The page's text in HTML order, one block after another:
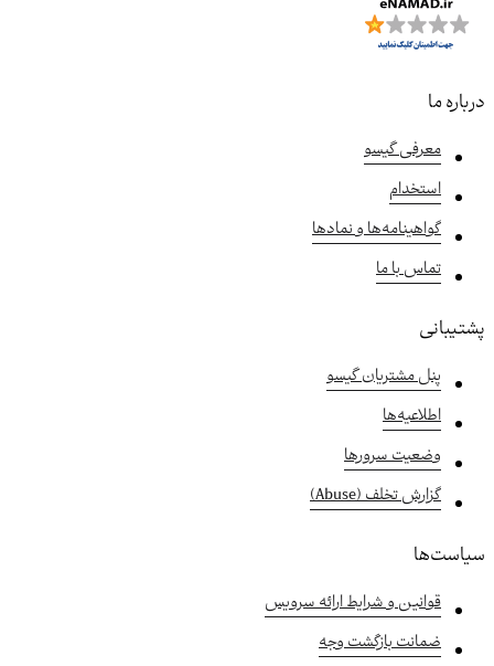
درباره ما
معرفی گیسو
استخدام
گواهینامه‌ها و نمادها
تماس با ما
پشتیبانی
پنل مشتریان گیسو
اطلاعیه‌ها
وضعیت سرورها
گزارش تخلف (Abuse)
سیاست‌ها
قوانین و شرایط ارائه سرویس
ضمانت بازگشت وجه